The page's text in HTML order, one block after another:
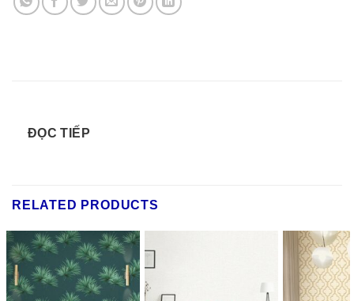
ĐỌC TIẾP
RELATED PRODUCTS